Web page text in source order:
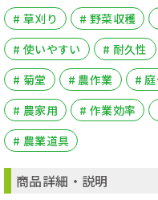
# 草刈り # 野菜収穫
# 使いやすい
# 耐久性
# 菊堂
# 農作業 #
# 農家用
# 作業効率
# 農業道具
商品詳細・説明